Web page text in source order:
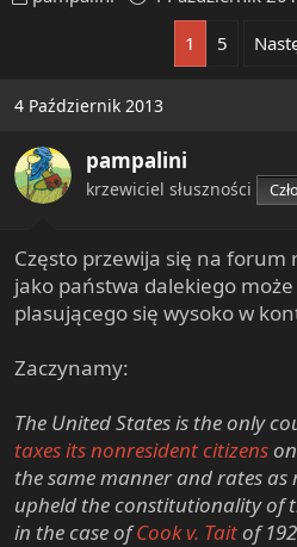
a
d
s
t
a
e
r
o
c
ę
t
1
5
4 Październik 2013
pampalini
krzewiciel słuszności
Często przewija się na forum
jako państwa dalekiego może
plasującego się wysoko w
Zaczynamy:
The United States is the only
taxes its nonresident citizens
the same manner and rates as
upheld the constitutionality of
in the case ofCook v. Taitof